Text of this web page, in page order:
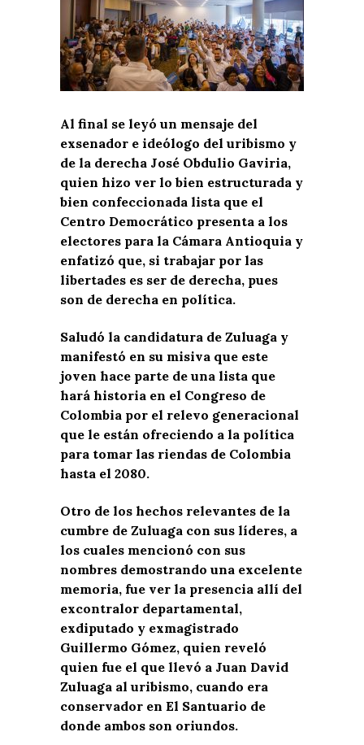
Al final se leyó un mensaje del
exsenador e ideólogo del uribismo y
de la derecha José Obdulio Gaviria,
quien hizo ver lo bien estructurada y
bien confeccionada lista que el
Centro Democrático presenta a los
electores para la Cámara Antioquia y
enfatizó que, si trabajar por las
libertades es ser de derecha, pues
son de derecha en política.
Saludó la candidatura de Zuluaga y
manifestó en su misiva que este
joven hace parte de una lista que
hará historia en el Congreso de
Colombia por el relevo generacional
que le están ofreciendo a la política
para tomar las riendas de Colombia
hasta el 2080.
Otro de los hechos relevantes de la
cumbre de Zuluaga con sus líderes, a
los cuales mencionó con sus
nombres demostrando una excelente
memoria, fue ver la presencia allí del
excontralor departamental,
exdiputado y exmagistrado
Guillermo Gómez, quien reveló
quien fue el que llevó a Juan David
Zuluaga al uribismo, cuando era
conservador en El Santuario de
donde ambos son oriundos.